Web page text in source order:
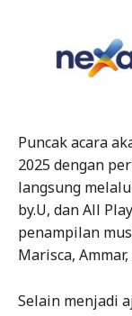
Puncak acara
2025 dengan
langsung
by.U, dan All
penampilan
Marisca,
Selain menjadi